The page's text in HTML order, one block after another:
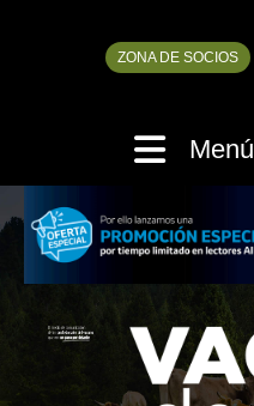
ZONA DE SOCIOS
Menú